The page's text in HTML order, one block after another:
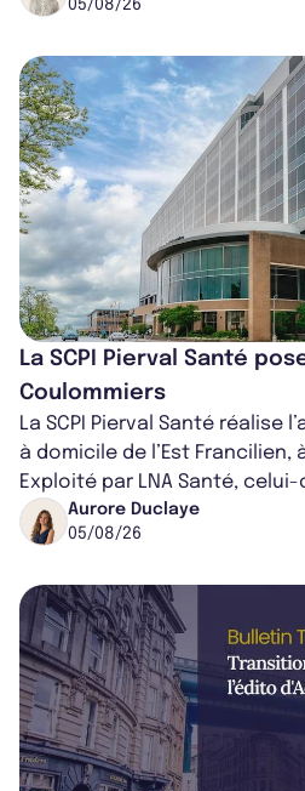
05/08/26
La SCPI Pierval Santé
Coulommiers
La SCPI Pierval Santé réalise
à domicile de l’Est Francilien,
Exploité par LNA Santé,
médical croissant, qui s...
Aurore Duclaye
05/08/26